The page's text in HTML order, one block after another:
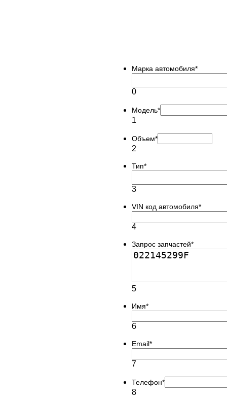
Марка автомобиля*
0
Модель*
1
Объем*
2
Тип*
3
VIN код автомобиля*
4
Запрос запчастей*
5
Имя*
6
Email*
7
Телефон*
8